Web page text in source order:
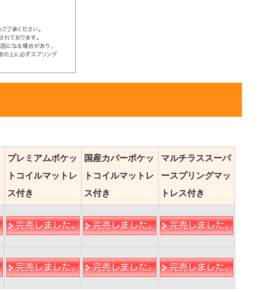
プレミアムポケッ
トコイルマットレ
ス付き
国産カバーポケッ
トコイルマットレ
ス付き
マルチラススーパ
ースプリングマッ
トレス付き